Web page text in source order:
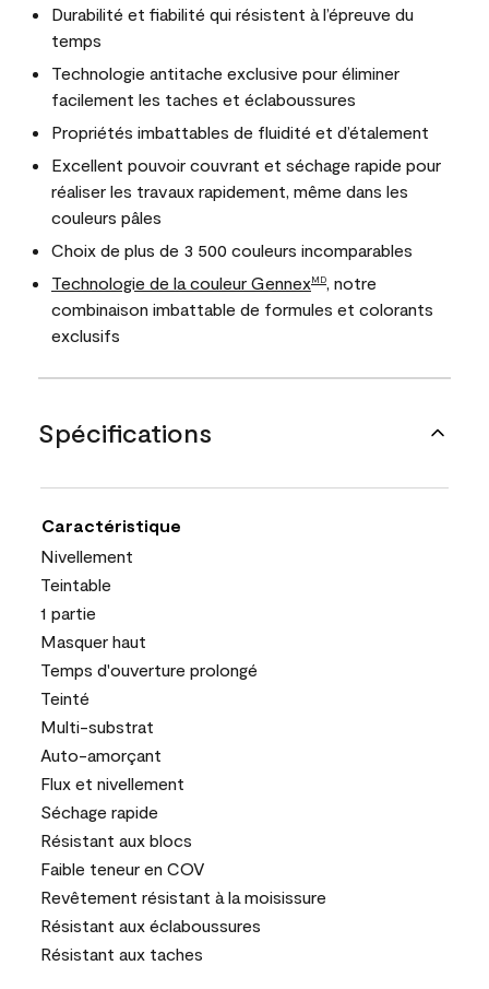
Durabilité et fiabilité qui résistent à l’épreuve du
temps
Technologie antitache exclusive pour éliminer
facilement les taches et éclaboussures
Propriétés imbattables de fluidité et d’étalement
Excellent pouvoir couvrant et séchage rapide pour
réaliser les travaux rapidement, même dans les
couleurs pâles
Choix de plus de 3 500 couleurs incomparables
Technologie de la couleur GennexMD
, notre
combinaison imbattable de formules et colorants
exclusifs
Spécifications
Caractéristique
Nivellement
Teintable
1 partie
Masquer haut
Temps d'ouverture prolongé
Teinté
Multi-substrat
Auto-amorçant
Flux et nivellement
Séchage rapide
Résistant aux blocs
Faible teneur en COV
Revêtement résistant à la moisissure
Résistant aux éclaboussures
Résistant aux taches